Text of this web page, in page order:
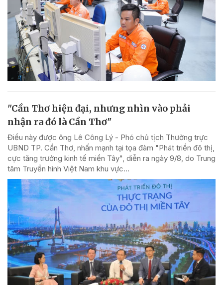
"Cần Thơ hiện đại, nhưng nhìn vào phải
nhận ra đó là Cần Thơ"
Điều này được ông Lê Công Lý - Phó chủ tịch Thường trực
UBND TP. Cần Thơ, nhấn mạnh tại tọa đàm "Phát triển đô thị,
cực tăng trưởng kinh tế miền Tây", diễn ra ngày 9/8, do Trung
tâm Truyền hình Việt Nam khu vực...